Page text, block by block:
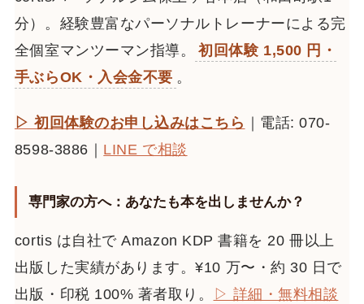
分）。経験豊富なパーソナルトレーナーによる完
全個室マンツーマン指導。
初回体験 1,500 円・
手ぶらOK・入会金不要 。
▷ 初回体験のお申し込みはこちら
｜電話: 070-
8598-3886｜ LINE で相談
専門家の方へ：あなたも本を出しませんか？
cortis は自社で Amazon KDP 書籍を 20 冊以上
出版した実績があります。¥10 万〜・約 30 日で
出版・印税 100% 著者取り。
▷ 詳細・無料相談